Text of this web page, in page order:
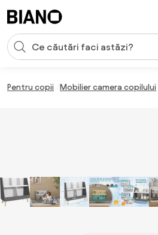
Introducerea căutării
Pentru copii Mobilier camera copilului